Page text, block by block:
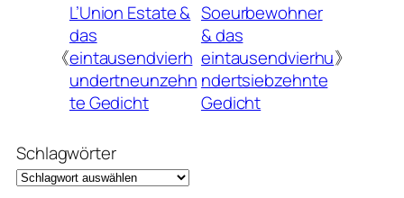
《
L’Union Estate &
das
eintausendvierh
undertneunzehn
te Gedicht
Soeurbewohner
& das
eintausendvierhu
ndertsiebzehnte
Gedicht
》
Schlagwörter